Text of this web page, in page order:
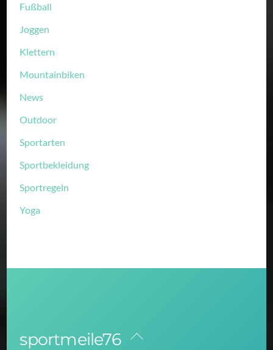
Fußball
Joggen
Klettern
Mountainbiken
News
Outdoor
Sportarten
Sportbekleidung
Sportregeln
Yoga
Back
sportmeile76